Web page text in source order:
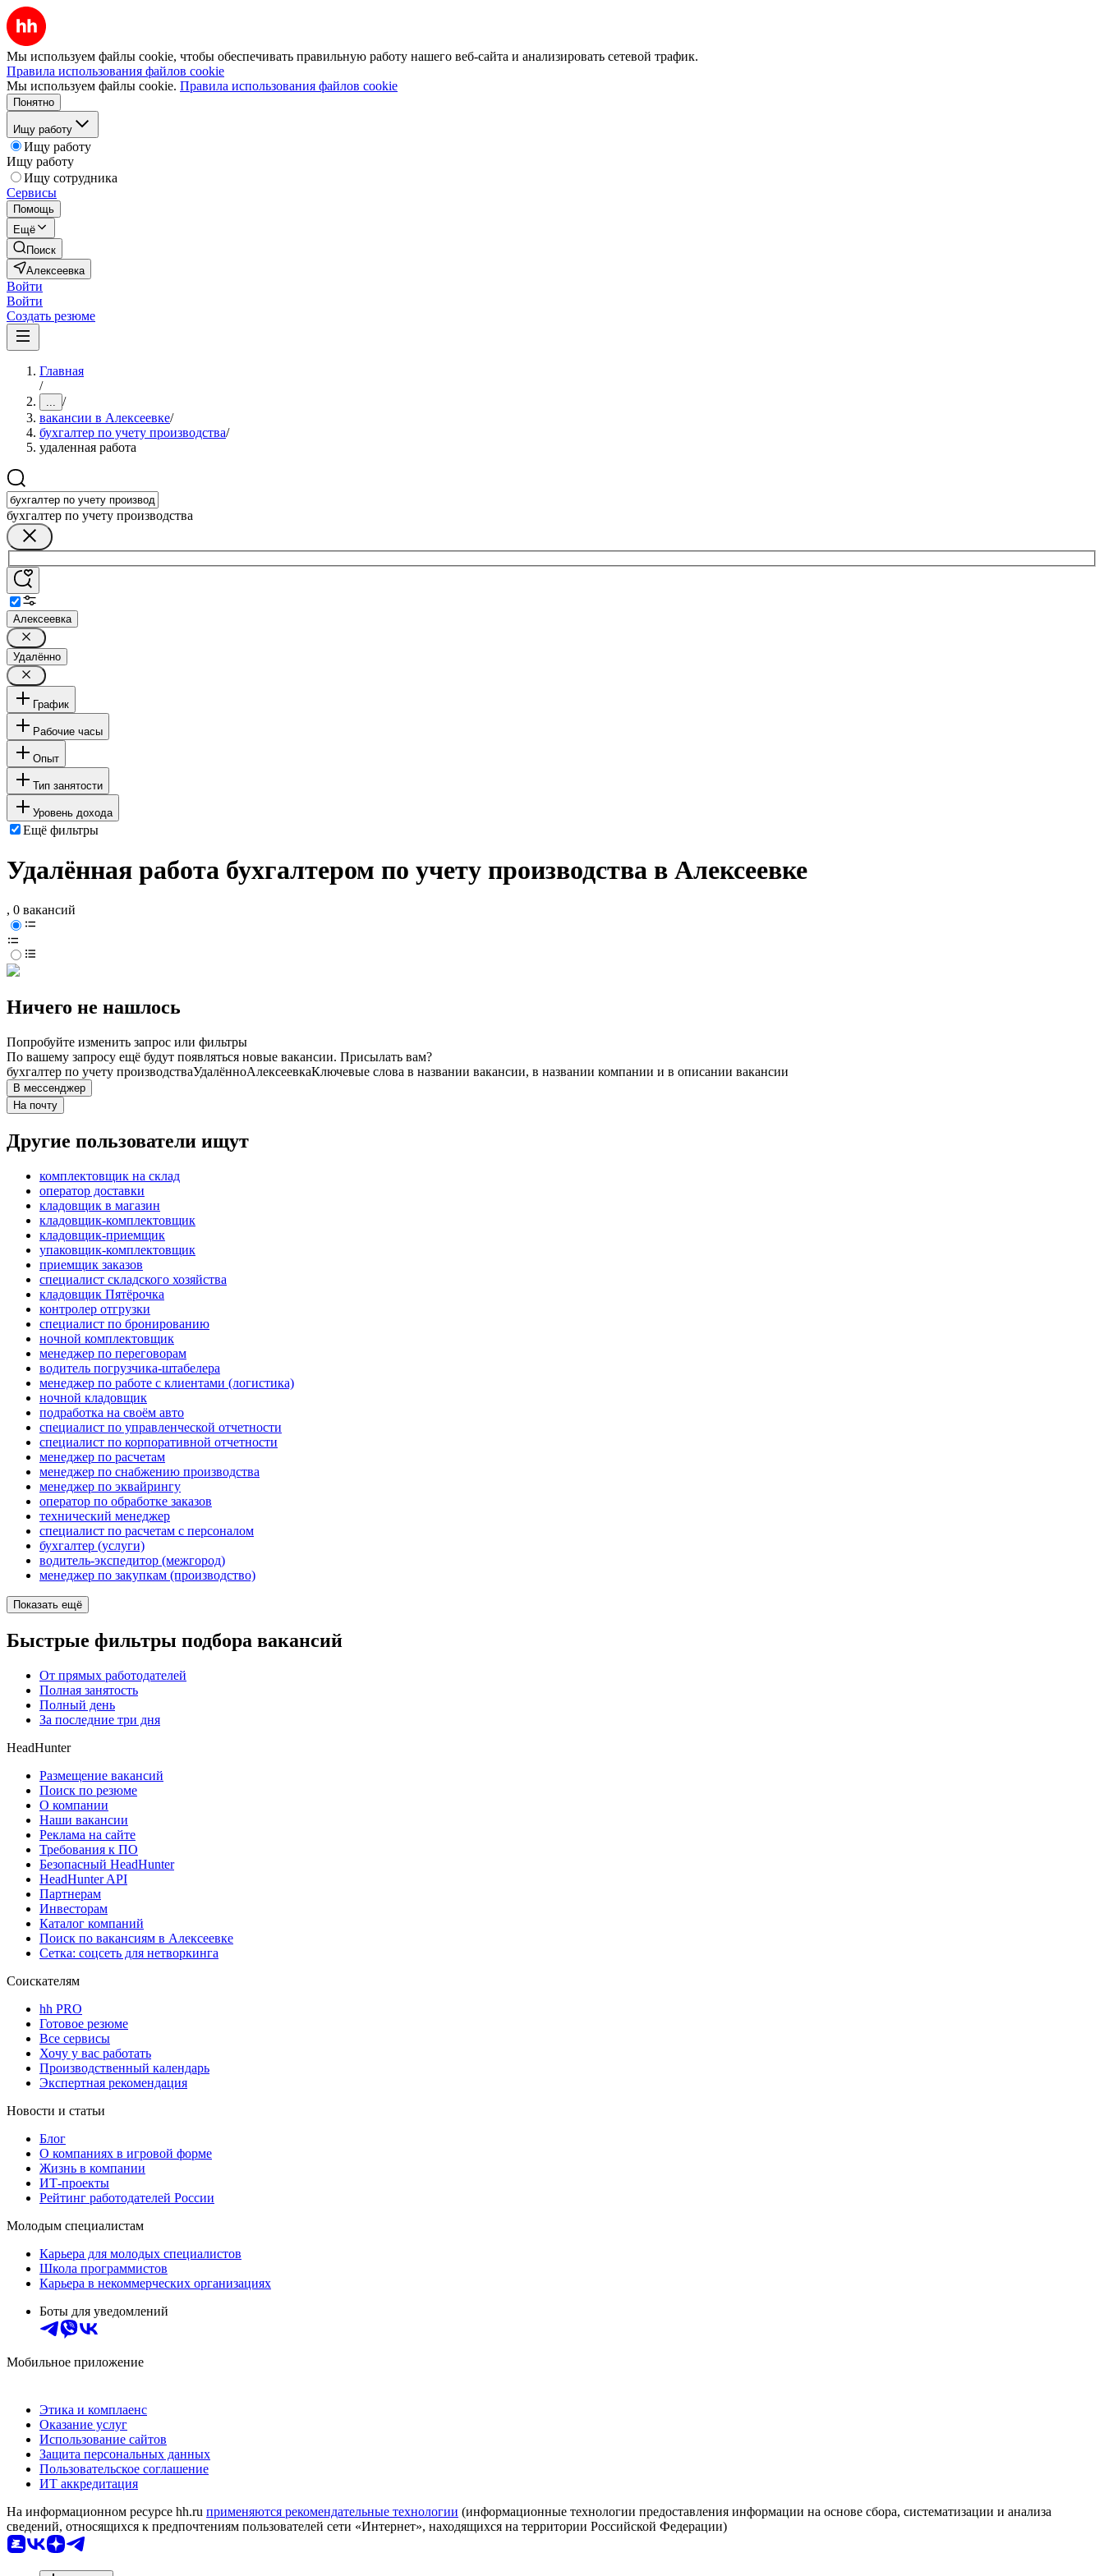
Мы используем файлы cookie, чтобы обеспечивать правильную работу нашего веб-сайта и анализировать сетевой трафик.
Правила использования файлов cookie
Мы используем файлы cookie. Правила использования файлов cookie
Понятно
Ищу работу
Ищу работу
Ищу работу
Ищу сотрудника
Сервисы
Помощь
Ещё
Поиск
Алексеевка
Войти
Войти
Создать резюме
Главная
/
... /
вакансии в Алексеевке/
бухгалтер по учету производства/
удаленная работа
бухгалтер по учету производства
Алексеевка
Удалённо
График
Рабочие часы
Опыт
Тип занятости
Уровень дохода
Ещё фильтры
Удалённая работа бухгалтером по учету производства в Алексеевке
, 0 вакансий
Ничего не нашлось
Попробуйте изменить запрос или фильтры
По вашему запросу ещё будут появляться новые вакансии. Присылать вам?
бухгалтер по учету производстваУдалённоАлексеевкаКлючевые слова в названии вакансии, в названии компании и в описании вакансии
В мессенджер
На почту
Другие пользователи ищут
комплектовщик на склад
оператор доставки
кладовщик в магазин
кладовщик-комплектовщик
кладовщик-приемщик
упаковщик-комплектовщик
приемщик заказов
специалист складского хозяйства
кладовщик Пятёрочка
контролер отгрузки
специалист по бронированию
ночной комплектовщик
менеджер по переговорам
водитель погрузчика-штабелера
менеджер по работе с клиентами (логистика)
ночной кладовщик
подработка на своём авто
специалист по управленческой отчетности
специалист по корпоративной отчетности
менеджер по расчетам
менеджер по снабжению производства
менеджер по эквайрингу
оператор по обработке заказов
технический менеджер
специалист по расчетам с персоналом
бухгалтер (услуги)
водитель-экспедитор (межгород)
менеджер по закупкам (производство)
Показать ещё
Быстрые фильтры подбора вакансий
От прямых работодателей
Полная занятость
Полный день
За последние три дня
HeadHunter
Размещение вакансий
Поиск по резюме
О компании
Наши вакансии
Реклама на сайте
Требования к ПО
Безопасный HeadHunter
HeadHunter API
Партнерам
Инвесторам
Каталог компаний
Поиск по вакансиям в Алексеевке
Сетка: соцсеть для нетворкинга
Соискателям
hh PRO
Готовое резюме
Все сервисы
Хочу у вас работать
Производственный календарь
Экспертная рекомендация
Новости и статьи
Блог
О компаниях в игровой форме
Жизнь в компании
ИТ-проекты
Рейтинг работодателей России
Молодым специалистам
Карьера для молодых специалистов
Школа программистов
Карьера в некоммерческих организациях
Боты для уведомлений
Мобильное приложение
Этика и комплаенс
Оказание услуг
Использование сайтов
Защита персональных данных
Пользовательское соглашение
ИТ аккредитация
На информационном ресурсе hh.ru применяются рекомендательные технологии (информационные технологии предоставления информации на основе сбора, систематизации и анализа
сведений, относящихся к предпочтениям пользователей сети «Интернет», находящихся на территории Российской Федерации)